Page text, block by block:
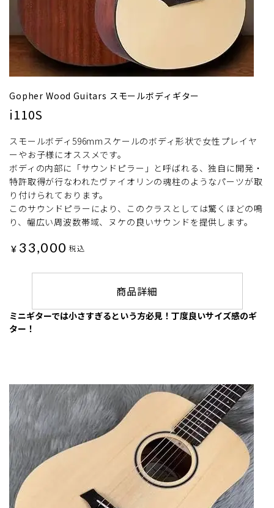
Gopher Wood Guitars スモールボディギター
i110S
スモールボディ596mmスケールのボディ形状で女性プレイヤ
ーやお子様にオススメです。
ボディの内部に「サウンドピラー」と呼ばれる、独自に開発・
特許取得が行なわれたヴァイオリンの魂柱のようなパーツが取
り付けられております。
このサウンドピラーにより、このクラスとしては驚くほどの鳴
り、幅広い周波数帯域、ヌケの良いサウンドを提供します。
¥ 33,000 税込
商品詳細
ミニギターでは小さすぎるという方必見！丁度良いサイズ感のギ
ター！